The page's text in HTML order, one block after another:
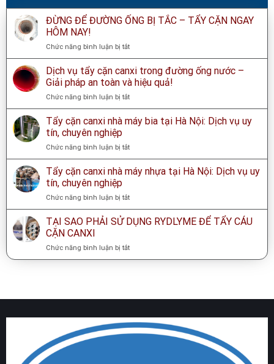
ĐỪNG ĐỂ ĐƯỜNG ỐNG BỊ TẮC – TẨY CẶN NGAY
HÔM NAY!
Chức năng bình luận bị tắtở
ĐỪNG
ĐỂ
ĐƯỜNG
ỐNG
BỊ
TẮC
–
NGAY
HÔM
NAY!
Dịch vụ tẩy cặn canxi trong đường ống nước –
Giải pháp an toàn và hiệu quả!
Chức năng bình luận bị tắtở
Dịch
vụ
canxi
trong
đường
–
Giải
pháp
và
Tẩy cặn canxi nhà máy bia tại Hà Nội: Dịch vụ uy
tín, chuyên nghiệp
Chức năng bình luận bị tắtở
Tẩy
cặn
canxi
máy
bia
tại
Dịch
vụ
Tẩy cặn canxi nhà máy nhựa tại Hà Nội: Dịch vụ uy
tín, chuyên nghiệp
Chức năng bình luận bị tắtở
Tẩy
cặn
canxi
máy
nhựa
Dịch
uy
tín,
TẠI SAO PHẢI SỬ DỤNG RYDLYME ĐỂ TẨY CÁU
CẶN CANXI
Chức năng bình luận bị tắtở
TẠI
DỤNG
ĐỂ
TẨY